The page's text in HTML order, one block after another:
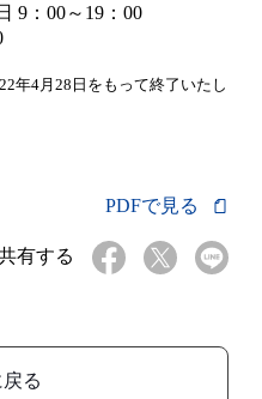
9：00～19：00
年4月28日をもって終了いたし
PDFで見る
有する
る